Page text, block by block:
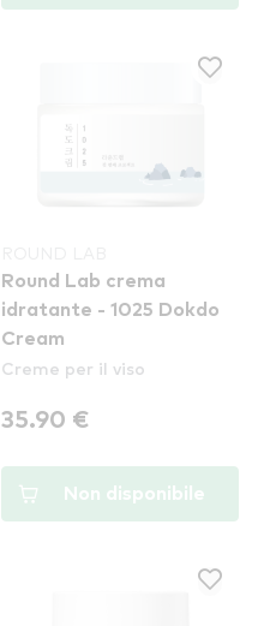
Round Lab crema
idratante - 1025 Dokdo
Cream
Creme per il viso
35.90 €
Non disponibile